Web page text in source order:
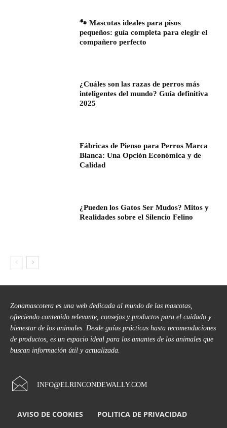
🐾 Mascotas ideales para pisos
pequeños: guía completa para elegir el
compañero perfecto
¿Cuáles son las razas de perros más
inteligentes del mundo? Guía definitiva
2025
Fábricas de Pienso para Perros Marca
Blanca: Una Opción Económica y de
Calidad
¿Pueden los Gatos Ser Mudos? Mitos y
Realidades sobre el Silencio Felino
Zonamascotera es una web dedicada al mundo de las mascotas,
ofreciendo contenido relevante, consejos y productos para el cuidado y
bienestar de los animales. Desde guías prácticas hasta recomendaciones
de productos, es un espacio ideal para los amantes de los animales que
buscan información útil y actualizada.
INFO@ELRINCONDEWALLY.COM
AVISO DE COOKIES POLITICA DE PRIVACIDAD